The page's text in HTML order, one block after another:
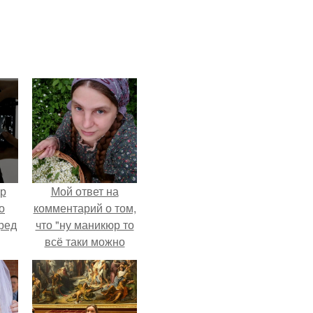
Мой ответ на
комментарий о том,
что "ну маникюр то
всё таки можно
было бы сделать.